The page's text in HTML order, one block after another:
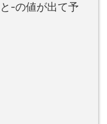
-の値が出て予